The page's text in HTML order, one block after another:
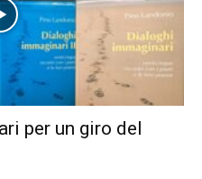
per un giro del